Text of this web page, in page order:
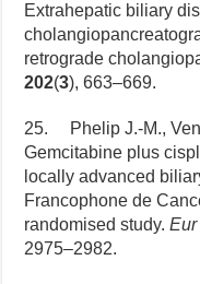
Extrahepatic biliary
retrograde
202(3), 663–669.
25. Phelip J.-M.,
Gemcitabine plus
locally advanced
Francophone de
randomised study.Eur
2975–2982.